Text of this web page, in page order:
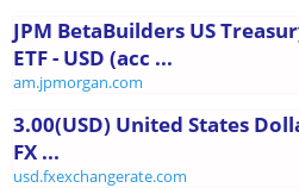
JPM BetaBuilders US
ETF - USD (acc ...
am.jpmorgan.com
3.00(USD) United States
FX ...
usd.fxexchangerate.com